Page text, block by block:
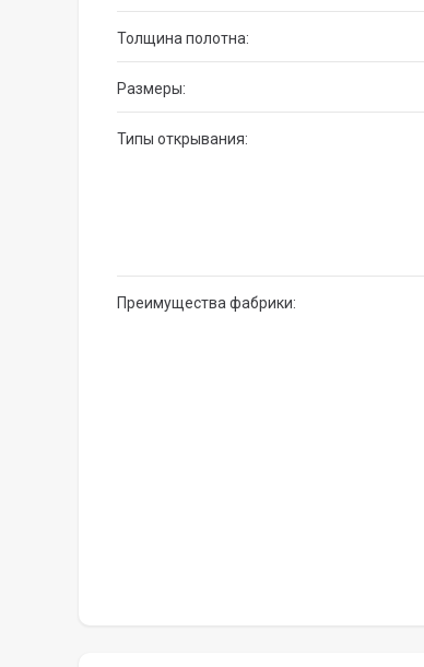
Толщина полотна:
Размеры:
Типы открывания:
Преимущества фабрики: